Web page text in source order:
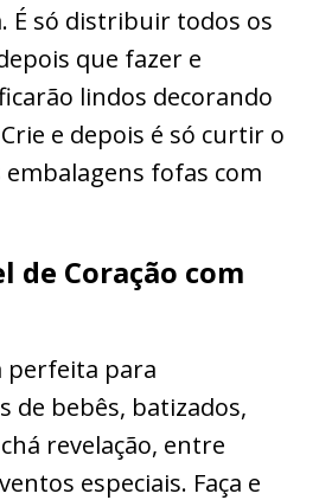
É só distribuir todos os
que fazer e
lindos decorando
e depois é só curtir o
fofas com
de Coração com
perfeita para
de bebês, batizados,
revelação, entre
especiais. Faça e